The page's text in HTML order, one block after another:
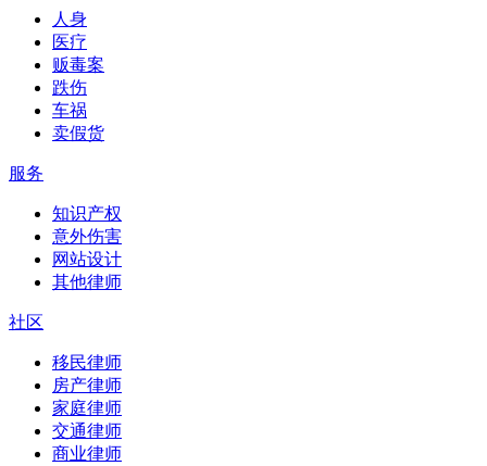
人身
医疗
贩毒案
跌伤
车祸
卖假货
服务
知识产权
意外伤害
网站设计
其他律师
社区
移民律师
房产律师
家庭律师
交通律师
商业律师